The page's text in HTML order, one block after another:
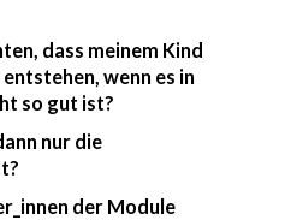
dass meinem Kind
wenn es in
so gut ist?
nur die
der Module